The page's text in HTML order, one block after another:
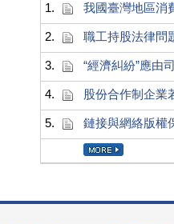
1.
我國臺灣地區消
2. 職工持股法律問
3. “經濟糾紛”應由
4. 股份合作制企業
5. 鏈接與網絡版權